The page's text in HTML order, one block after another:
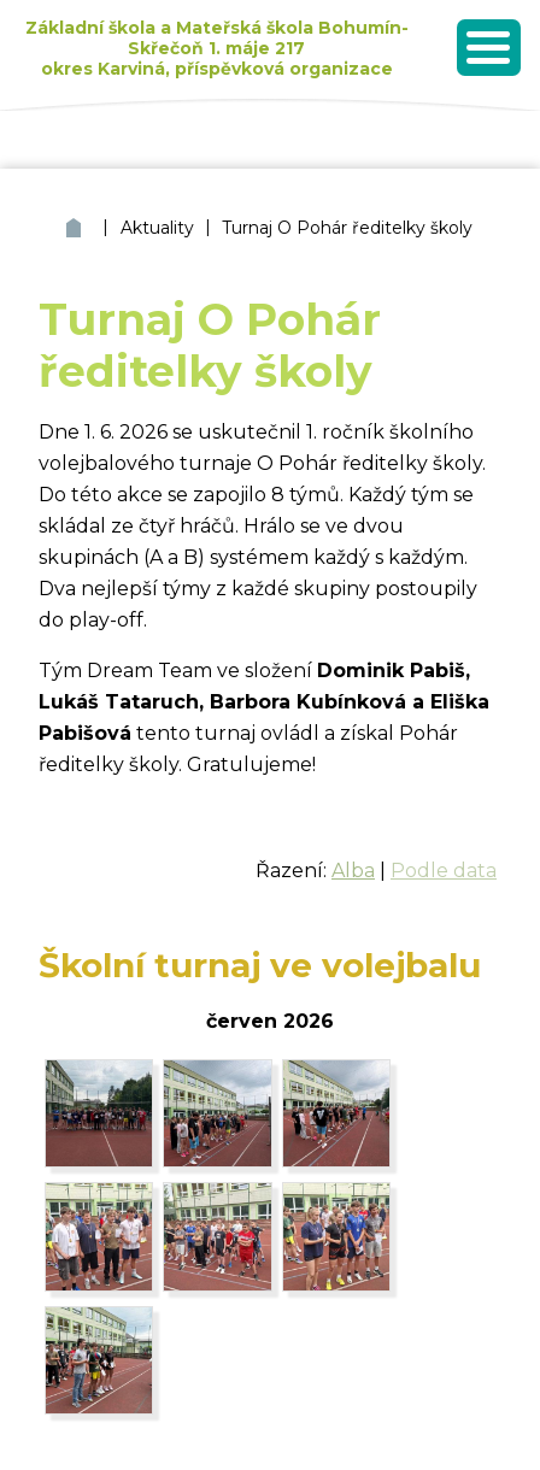
Základní škola a Mateřská škola Bohumín-
Skřečoň 1. máje 217
okres Karviná, příspěvková organizace
MENU
ZŠ a MŠ Bohumín Skřečoň
| Aktuality | Turnaj O Pohár ředitelky školy
Turnaj O Pohár
ředitelky školy
Dne 1. 6. 2026 se uskutečnil 1. ročník školního
volejbalového turnaje O Pohár ředitelky školy.
Do této akce se zapojilo 8 týmů. Každý tým se
skládal ze čtyř hráčů. Hrálo se ve dvou
skupinách (A a B) systémem každý s každým.
Dva nejlepší týmy z každé skupiny postoupily
do play-off.
Tým Dream Team ve složení Dominik Pabiš,
Lukáš Tataruch, Barbora Kubínková a Eliška
Pabišová tento turnaj ovládl a získal Pohár
ředitelky školy. Gratulujeme!
Řazení: Alba Podle data
Školní turnaj ve volejbalu
červen 2026